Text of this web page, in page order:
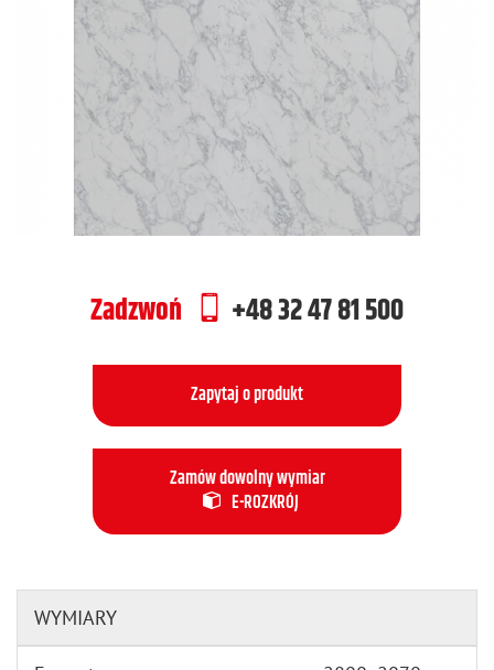
Zadzwoń +48 32 47 81 500
Zapytaj o produkt
Zamów dowolny wymiar
E-ROZKRÓJ
WYMIARY